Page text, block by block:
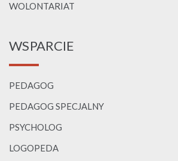
WOLONTARIAT
WSPARCIE
PEDAGOG
PEDAGOG SPECJALNY
PSYCHOLOG
LOGOPEDA